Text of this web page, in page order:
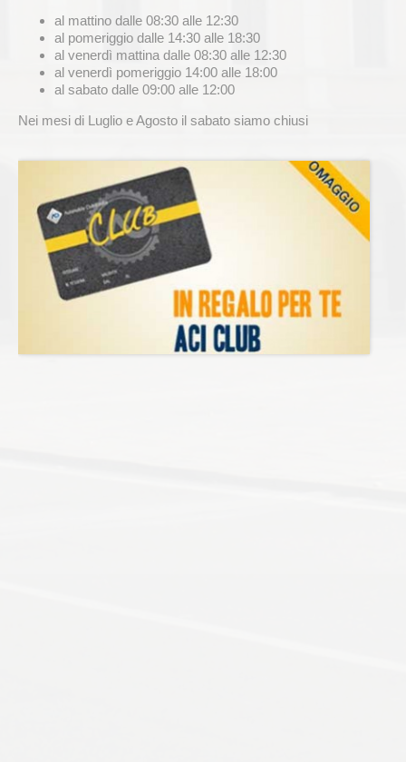
al mattino dalle 08:30 alle 12:30
al pomeriggio dalle 14:30 alle 18:30
al venerdì mattina dalle 08:30 alle 12:30
al venerdì pomeriggio 14:00 alle 18:00
al sabato dalle 09:00 alle 12:00
Nei mesi di Luglio e Agosto il sabato siamo chiusi